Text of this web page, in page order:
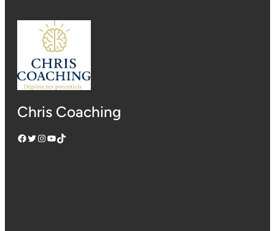
Chris Coaching
Facebook Twitter InstagramYouTube TikTok